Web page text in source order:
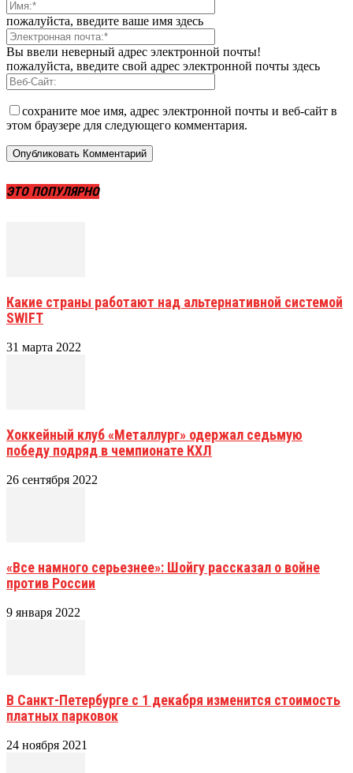
пожалуйста, введите ваше имя здесь
Вы ввели неверный адрес электронной почты!
пожалуйста, введите свой адрес электронной почты здесь
сохраните мое имя, адрес электронной почты и веб-сайт в
этом браузере для следующего комментария.
ЭТО ПОПУЛЯРНО
Какие страны работают над альтернативной системой
SWIFT
31 марта 2022
Хоккейный клуб «Металлург» одержал седьмую
победу подряд в чемпионате КХЛ
26 сентября 2022
«Все намного серьезнее»: Шойгу рассказал о войне
против России
9 января 2022
В Санкт-Петербурге с 1 декабря изменится стоимость
платных парковок
24 ноября 2021